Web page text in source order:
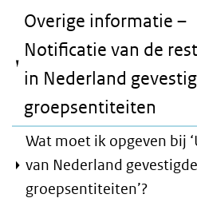
Overige informatie –
Notificatie van de
in Nederland
groepsentiteiten
Wat moet ik opgeven bij
van Nederland gevestigde
groepsentiteiten’?